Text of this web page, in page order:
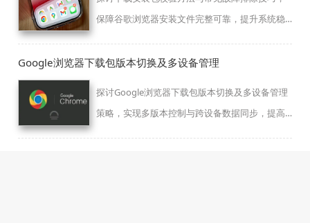
保障谷歌浏览器安装文件完整可靠，提升系统稳
Google浏览器下载包版本切换及多设备管理
探讨Google浏览器下载包版本切换及多设备管理
策略，实现多版本控制与跨设备数据同步，提高